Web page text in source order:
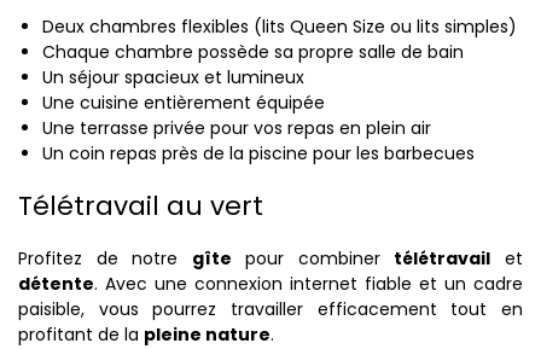
Deux chambres flexibles (lits Queen Size ou lits simples)
Chaque chambre possède sa propre salle de bain
Un séjour spacieux et lumineux
Une cuisine entièrement équipée
Une terrasse privée pour vos repas en plein air
Un coin repas près de la piscine pour les barbecues
Télétravail au vert
Profitez de notre gîte pour combiner télétravail et
détente. Avec une connexion internet fiable et un cadre
paisible, vous pourrez travailler efficacement tout en
profitant de la pleine nature.